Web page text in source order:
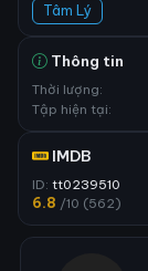
Tâm Lý
Thông tin
Thời lượng:
Tập hiện tại:
IMDB
ID: tt0239510
6.8 /10 (562)